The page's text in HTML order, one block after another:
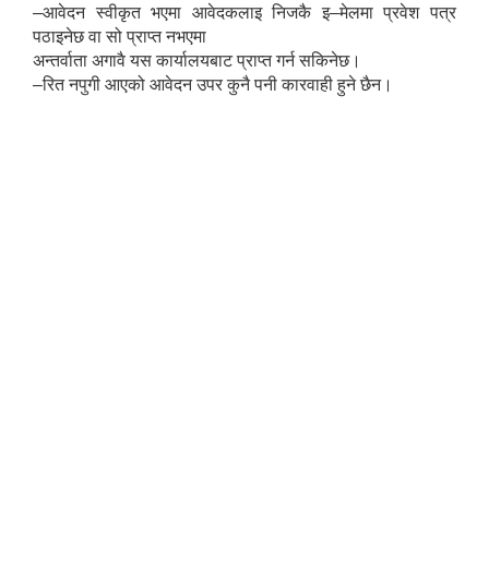
–आवेदन स्वीकृत भएमा आवेदकलाइ निजकै इ–मेलमा प्रवेश पत्र
पठाइनेछ वा सो प्राप्त नभएमा
अन्तर्वाता अगावै यस कार्यालयबाट प्राप्त गर्न सकिनेछ।
–रित नपुगी आएको आवेदन उपर कुनै पनी कारवाही हुने छैन।